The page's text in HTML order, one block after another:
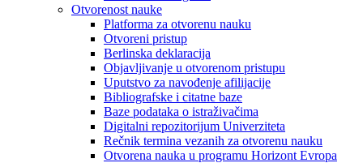
Otvorenost nauke
Platforma za otvorenu nauku
Otvoreni pristup
Berlinska deklaracija
Objavljivanje u otvorenom pristupu
Uputstvo za navođenje afilijacije
Bibliografske i citatne baze
Baze podataka o istraživačima
Digitalni repozitorijum Univerziteta
Rečnik termina vezanih za otvorenu nauku
Otvorena nauka u programu Horizont Evropa